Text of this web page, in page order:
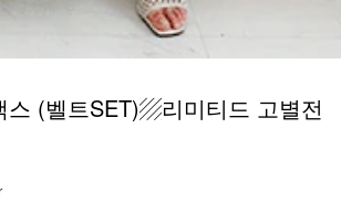
스 (벨트SET)▨리미티드 고별전